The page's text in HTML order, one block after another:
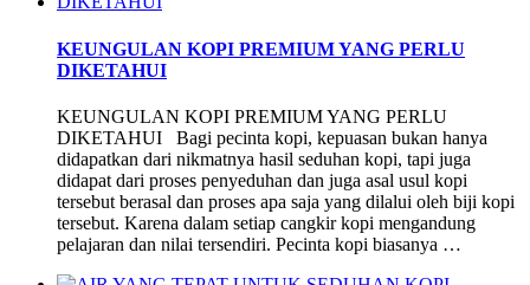
KEUNGULAN KOPI PREMIUM YANG PERLU
DIKETAHUI
KEUNGULAN KOPI PREMIUM YANG PERLU
DIKETAHUI Bagi pecinta kopi, kepuasan bukan hanya
didapatkan dari nikmatnya hasil seduhan kopi, tapi juga
didapat dari proses penyeduhan dan juga asal usul kopi
tersebut berasal dan proses apa saja yang dilalui oleh biji kopi
tersebut. Karena dalam setiap cangkir kopi mengandung
pelajaran dan nilai tersendiri. Pecinta kopi biasanya …